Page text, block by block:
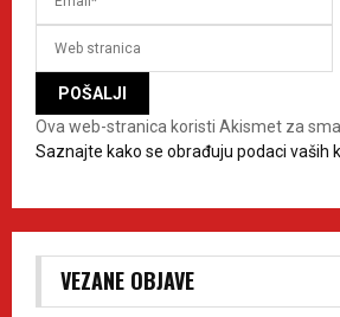
Ova web-stranica koristi Akismet za
Saznajte kako se obrađuju podaci vaših
VEZANE OBJAVE